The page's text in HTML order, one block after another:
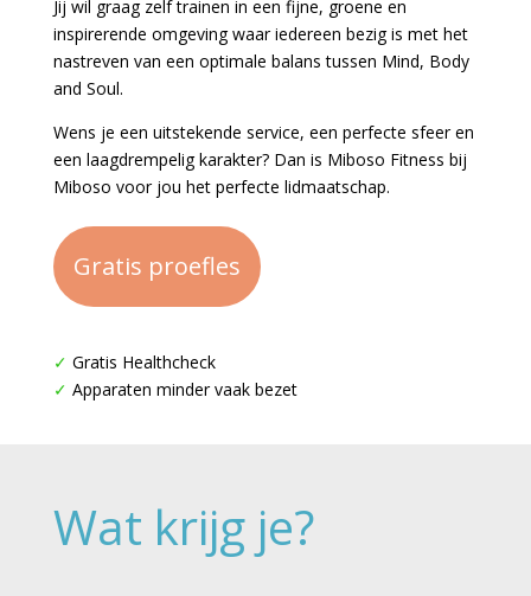
Jij wil graag zelf trainen in een fijne, groene en
inspirerende omgeving waar iedereen bezig is met het
nastreven van een optimale balans tussen Mind, Body
and Soul.
Wens je een uitstekende service, een perfecte sfeer en
een laagdrempelig karakter? Dan is Miboso Fitness bij
Miboso voor jou het perfecte lidmaatschap.
Gratis proefles
✓ Gratis Healthcheck
✓ Apparaten minder vaak bezet
Wat krijg je?